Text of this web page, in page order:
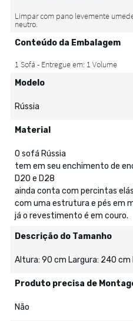
Conteúdo da Embalagem
Modelo
Rússia
Material
O sofá Rússia
tem em seu enchimento de
D20 e D28
ainda conta com percintas
com uma estrutura e pés em
já o revestimento é em couro.
Descrição do Tamanho
Altura: 90 cm Largura: 240
Produto precisa de
Não